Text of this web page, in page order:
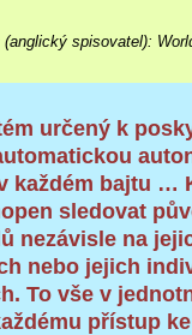
(anglický spisovatel):
určený k
každém bajtu …
sledovat
nezávisle na
nebo jejich
To vše v
přístup